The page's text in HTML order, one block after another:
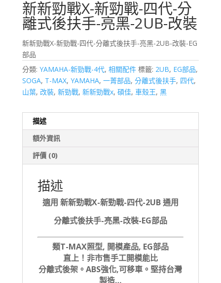
新新勁戰X-新勁戰-四代-分
離式後扶手-亮黑-2UB-改裝
新新勁戰X-新勁戰-四代-分離式後扶手-亮黑-2UB-改裝-EG
部品
分類: YAMAHA-新勁戰-4代, 相關配件 標籤: 2UB, EG部品,
SOGA, T-MAX, YAMAHA, 一菁部品, 分離式後扶手, 四代,
山葉, 改裝, 新勁戰, 新新勁戰x, 碩佳, 車殼王, 黑
描述
額外資訊
評價 (0)
描述
適用 新新勁戰X-新勁戰-四代-2UB 通用
分離式後扶手-亮黑-改裝-EG部品
類T-MAX照型, 開模產品, EG部品
直上！非市售手工開模能比
分離式後架。ABS強化,可移車。堅持台灣
製造…